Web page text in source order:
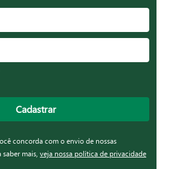
Cadastrar
concorda com o envio de nossas
saber mais, veja nossa política de privacidade